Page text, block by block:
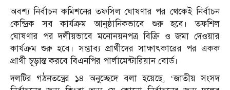
অবশ্য নির্বাচন কমিশনের তফসিল ঘোষণার পর থেকেই নির্বাচন
কেন্দ্রিক সব কার্যক্রম আনুষ্ঠানিকভাবে শুরু হবে। তফশিল
ঘোষণার পর দলীয়ভাবে মনোনয়নপত্র বিক্রি ও জমা দেওয়ার
কার্যক্রম শুরু হবে। সম্ভাব্য প্রার্থীদের সাক্ষাৎকারের পর একক
প্রার্থী চূড়ান্ত করবে বিএনপির পার্লামেন্টারিয়ান বোর্ড।
দলটির গঠনতন্ত্রের ১৪ অনুচ্ছেদে বলা হয়েছে, ‘জাতীয় সংসদ